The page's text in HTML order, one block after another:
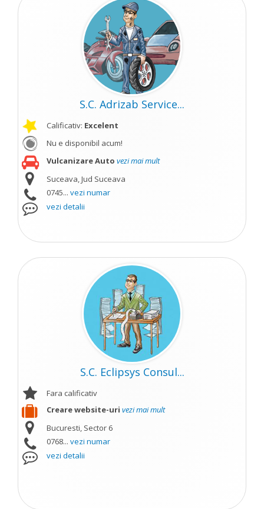
S.C. Adrizab Service...
Calificativ: Excelent
Nu e disponibil acum!
Vulcanizare Auto vezi mai mult
Suceava, Jud Suceava
0745... vezi numar
vezi detalii
S.C. Eclipsys Consul...
Fara calificativ
Creare website-uri vezi mai mult
Bucuresti, Sector 6
0768... vezi numar
vezi detalii